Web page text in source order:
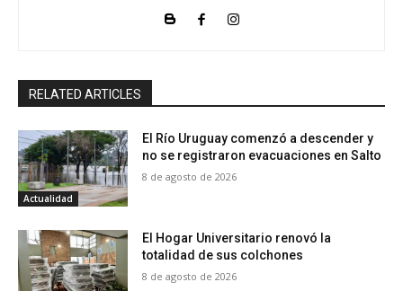
RELATED ARTICLES
Actualidad
El Río Uruguay comenzó a descender y
no se registraron evacuaciones en Salto
8 de agosto de 2026
El Hogar Universitario renovó la
totalidad de sus colchones
8 de agosto de 2026